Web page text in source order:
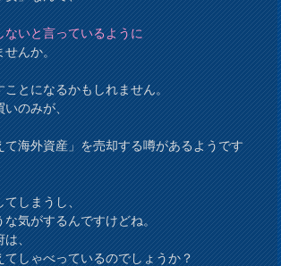
ないと言っているように
せんか。
ことになるかもしれません。
いのみが、
て海外資産」を売却する噂があるようです
てしまうし、
な気がするんですけどね。
は、
てしゃべっているのでしょうか？